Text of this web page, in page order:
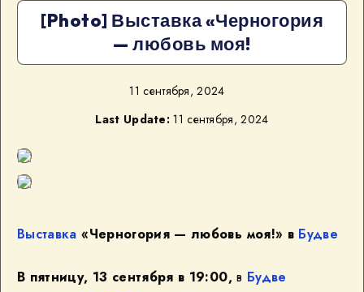
[Photo] Выставка «Черногория
— любовь моя!
11 сентября, 2024
Last Update: 11 сентября, 2024
Выставка «Черногория — любовь моя!» в Будве
В пятницу, 13 сентября в 19:00,в Будве